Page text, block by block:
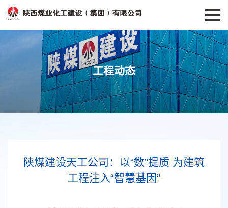
工程动态
陕煤建设天工公司：以“数”提质 为建筑
工程注入“智慧基因”